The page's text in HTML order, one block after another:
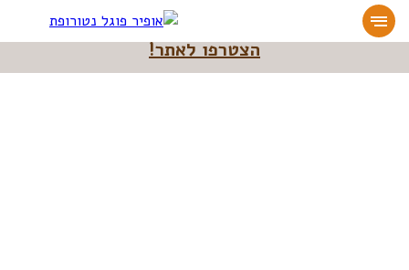
מעוניינים להעמיק או להתחיל דרך חיים בריאה?
הצטרפו לאתר!